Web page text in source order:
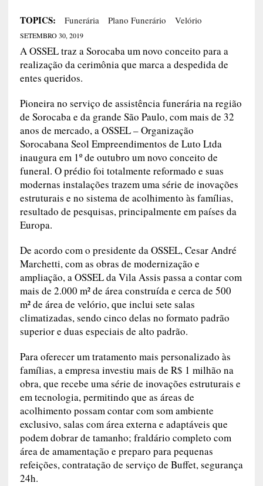
TOPICS: Funerária Plano Funerário Velório
SETEMBRO 30, 2019
A OSSEL traz a Sorocaba um novo conceito para a
realização da cerimônia que marca a despedida de
entes queridos.
Pioneira no serviço de assistência funerária na região
de Sorocaba e da grande São Paulo, com mais de 32
anos de mercado, a OSSEL – Organização
Sorocabana Seol Empreendimentos de Luto Ltda
inaugura em 1º de outubro um novo conceito de
funeral. O prédio foi totalmente reformado e suas
modernas instalações trazem uma série de inovações
estruturais e no sistema de acolhimento às famílias,
resultado de pesquisas, principalmente em países da
Europa.
De acordo com o presidente da OSSEL, Cesar André
Marchetti, com as obras de modernização e
ampliação, a OSSEL da Vila Assis passa a contar com
mais de 2.000 m² de área construída e cerca de 500
m² de área de velório, que inclui sete salas
climatizadas, sendo cinco delas no formato padrão
superior e duas especiais de alto padrão.
Para oferecer um tratamento mais personalizado às
famílias, a empresa investiu mais de R$ 1 milhão na
obra, que recebe uma série de inovações estruturais e
em tecnologia, permitindo que as áreas de
acolhimento possam contar com som ambiente
exclusivo, salas com área externa e adaptáveis que
podem dobrar de tamanho; fraldário completo com
área de amamentação e preparo para pequenas
refeições, contratação de serviço de Buffet, segurança
24h.